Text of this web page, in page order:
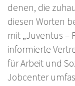
denen, die
diesen Worten
mit „Juventus –
informierte
für Arbeit und
Jobcenter